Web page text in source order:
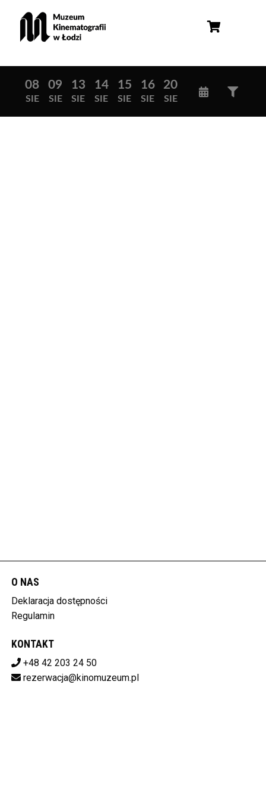
08
SIE
09
SIE
13
SIE
14
SIE
15
SIE
16
SIE
20
SIE
O NAS
Deklaracja dostępności
Regulamin
KONTAKT
+48 42 203 24 50
rezerwacja@kinomuzeum.pl